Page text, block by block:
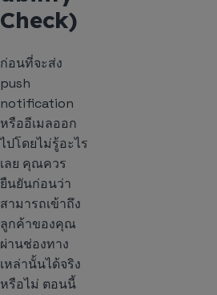
Check)
ก่อนที่จะส่ง
push
notification
หรืออีเมลออก
ไปโดยไม่รู้อะไร
เลย คุณควร
ยืนยันก่อนว่า
สามารถเข้าถึง
ลูกค้าของคุณ
ผ่านช่องทาง
เหล่านั้นได้จริง
หรือไม่ ตอนนี้